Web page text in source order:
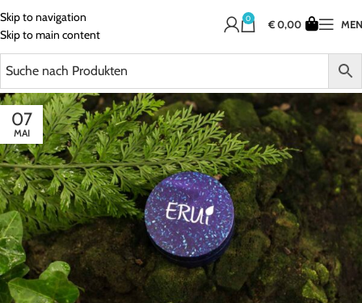
Skip to navigation
Skip to main content
0 €0,00
07
MAI